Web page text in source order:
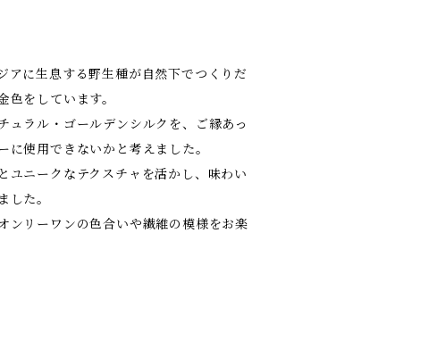
アに生息する野生種が自然下でつくりだ
をしています。
ュラル・ゴールデンシルクを、ご縁あっ
使用できないかと考えました。
ユニークなテクスチャを活かし、味わい
た。
ンリーワンの色合いや繊維の模様をお楽